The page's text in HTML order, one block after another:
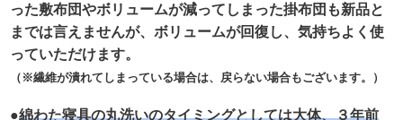
った敷布団やボリュームが減ってしまった掛布団も新品と
までは言えませんが、ボリュームが回復し、気持ちよく使
っていただけます。
（※繊維が潰れてしまっている場合は、戻らない場合もございます。）
●綿わた寝具の丸洗いのタイミングとしては大体、３年前